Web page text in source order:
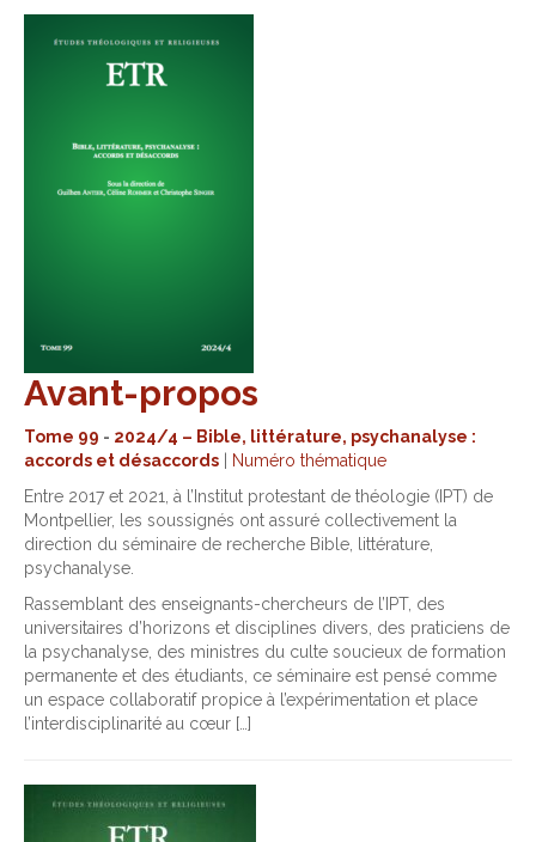
Avant-propos
Tome 99 - 2024/4 – Bible, littérature, psychanalyse :
accords et désaccords
Numéro thématique
Entre 2017 et 2021, à l’Institut protestant de théologie (IPT) de
Montpellier, les soussignés ont assuré collectivement la
direction du séminaire de recherche Bible, littérature,
psychanalyse.
Rassemblant des enseignants-chercheurs de l’IPT, des
universitaires d’horizons et disciplines divers, des praticiens de
la psychanalyse, des ministres du culte soucieux de formation
permanente et des étudiants, ce séminaire est pensé comme
un espace collaboratif propice à l’expérimentation et place
l’interdisciplinarité au cœur […]